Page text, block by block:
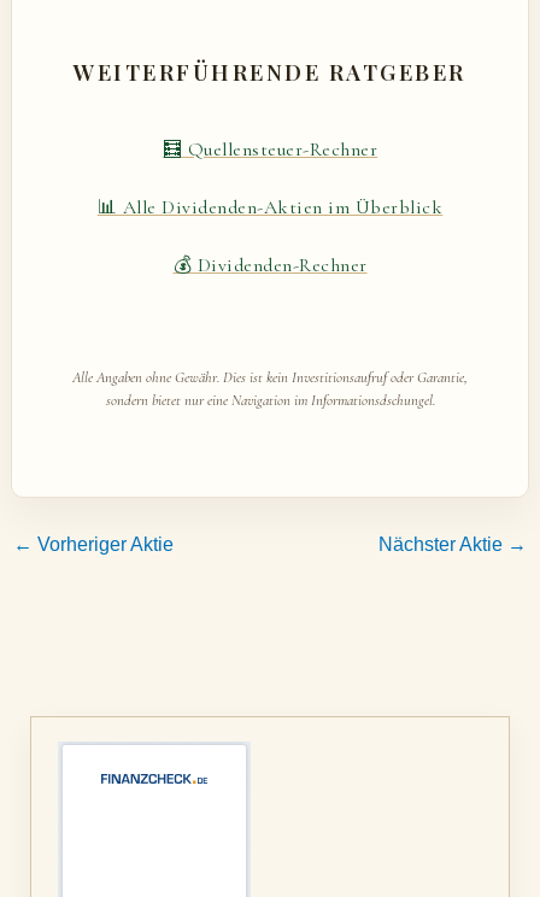
WEITERFÜHRENDE RATGEBER
🧮 Quellensteuer-Rechner
📊 Alle Dividenden-Aktien im Überblick
💰 Dividenden-Rechner
Alle Angaben ohne Gewähr. Dies ist kein Investitionsaufruf oder Garantie,
sondern bietet nur eine Navigation im Informationsdschungel.
← Vorheriger Aktie Nächster Aktie →